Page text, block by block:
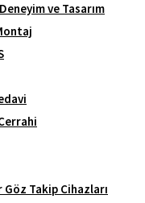
ve Tasarım
Takip Cihazları